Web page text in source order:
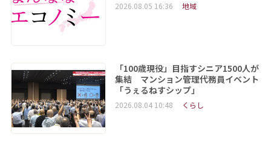
2026.08.05 16:36 地域
「100歳現役」目指すシニア1500人が
集結 マンション管理代務員イベント
「うぇるねすシップ」
2026.08.04 10:48 くらし